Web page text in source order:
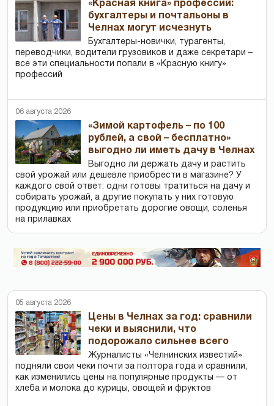
«Красная книга» профессий:
бухгалтеры и почтальоны в
Челнах могут исчезнуть
Бухгалтеры-новички, тур­агенты,
переводчики, водители грузовиков и даже секретари –
все эти специальности попали в «Красную книгу»
профессий
06 августа 2026
«Зимой картофель – по 100
рублей, а свой – бесплатно»
выгодно ли иметь дачу в Челнах
Выгодно ли держать дачу и растить
свой урожай или дешевле приобрести в магазине? У
каждого свой ответ: одни готовы тратиться на дачу и
собирать урожай, а другие покупать у них готовую
продукцию или приобретать дорогие овощи, соленья
на прилавках
05 августа 2026
Цены в Челнах за год: сравнили
чеки и выяснили, что
подорожало сильнее всего
Журналисты «Челнинских известий»
подняли свои чеки почти за полтора года и сравнили,
как изменились цены на популярные продукты — от
хлеба и молока до курицы, овощей и фруктов